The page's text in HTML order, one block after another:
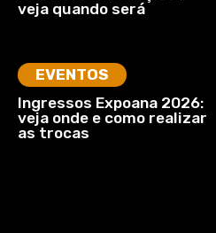
veja quando será
EVENTOS
Ingressos Expoana 2026:
veja onde e como realizar
as trocas